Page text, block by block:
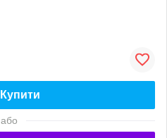
Купити
або